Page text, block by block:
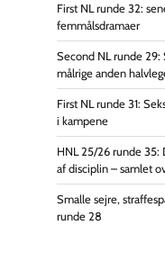
First NL runde 32:
femmålsdramaer
Second NL runde 29:
målrige anden
First NL runde 31:
i kampene
HNL 25/26 runde 35:
af disciplin – samlet
Smalle sejre,
runde 28